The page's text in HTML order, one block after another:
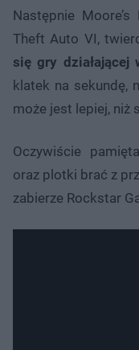
Następnie
Theft Auto VI,
się gry działającej
klatek na sekundę,
może jest lepiej, niż
Oczywiście
oraz plotki brać z
zabierze Rockstar